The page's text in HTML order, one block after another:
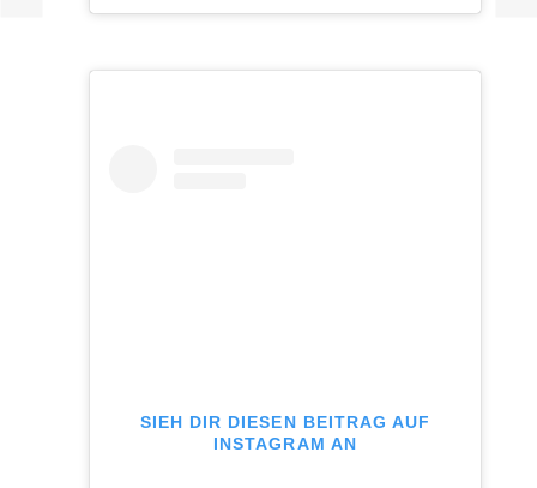
SIEH DIR DIESEN BEITRAG AUF
INSTAGRAM AN